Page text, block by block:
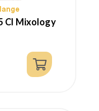
Verre À Mélanger 55 Cl Mixology